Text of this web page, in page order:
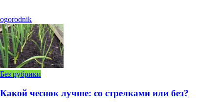
ogorodnik
Без рубрики
Какой чеснок лучше: со стрелками или без?